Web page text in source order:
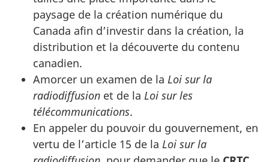
paysage de la création numérique du
Canada afin d’investir dans la création, la
distribution et la découverte du contenu
canadien.
Amorcer un examen de la Loi sur la
radiodiffusion et de la Loi sur les
télécommunications.
En appeler du pouvoir du gouvernement, en
vertu de l’article 15 de la Loi sur la